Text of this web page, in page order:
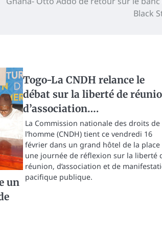
Black
un
Togo-La CNDH relance le
débat sur la liberté de
d’association….
La Commission nationale des droits de
l’homme (CNDH) tient ce vendredi 16
février dans un grand hôtel de la place
une journée de réflexion sur la liberté
réunion, d’association et de
pacifique publique.